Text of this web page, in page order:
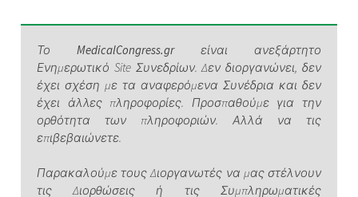
ΤοMedicalCongress.grείναι ανεξάρτητο
Ενημερωτικό Site Συνεδρίων. Δεν διοργανώνει, δεν
έχει σχέση με τα αναφερόμενα Συνέδρια και δεν
έχει άλλες πληροφορίες. Προσπαθούμε για την
ορθότητα των πληροφοριών. Αλλά να τις
επιβεβαιώνετε.
Παρακαλούμε τους Διοργανωτές να μας στέλνουν
τις Διορθώσεις ή τις Συμπληρωματικές